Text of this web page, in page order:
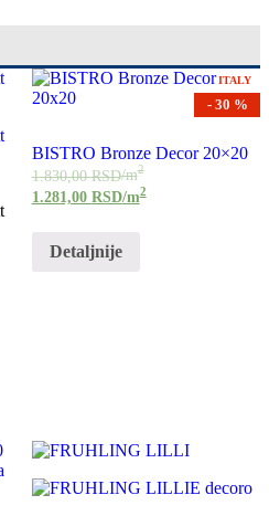
- 30 %
ITALY
BISTRO Bronze Decor 20×20
1.830,00RSD/m2
1.281,00 RSD/m2
Detaljnije